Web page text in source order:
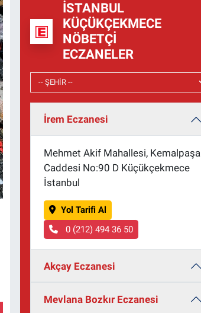
İSTANBUL
KÜÇÜKÇEKMECE
NÖBETÇI
ECZANELER
İrem Eczanesi
Mehmet Akif Mahallesi, Kemalpaşa
Caddesi No:90 D Küçükçekmece
İstanbul
Yol Tarifi Al
0 (212) 494 36 50
Akçay Eczanesi
Mevlana Bozkır Eczanesi